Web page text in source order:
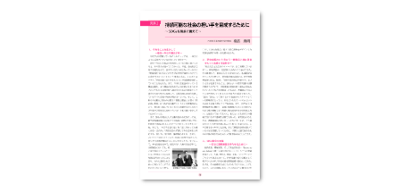
取り入れ，各ブロックで適切な段差を付
け，その段差を乗り超える力を付けるよう
に取組を進めている。特徴的な取組をいく
つかを紹介する。